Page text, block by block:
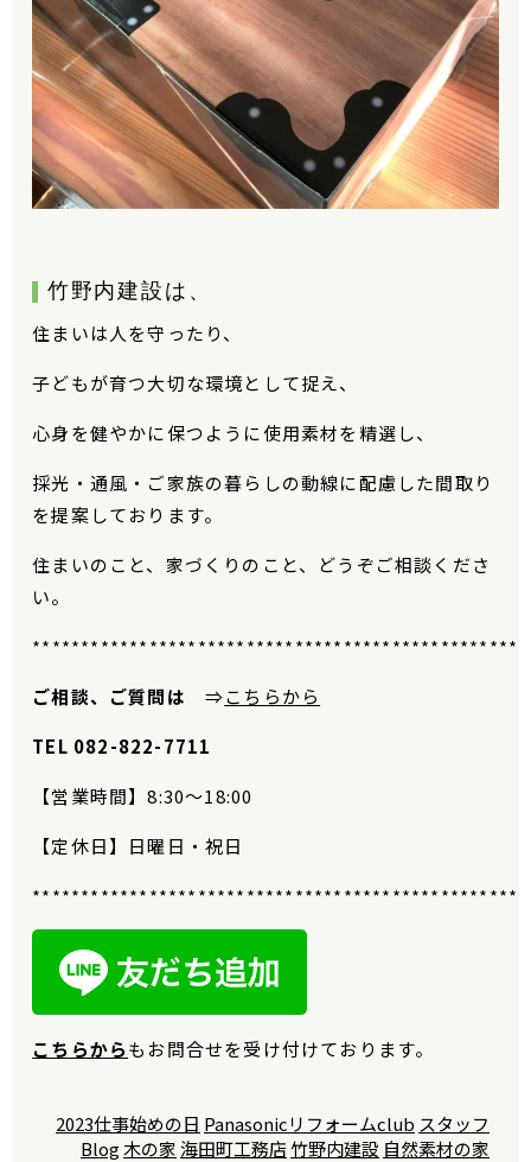
竹野内建設 は、
住まいは人を守ったり、
子どもが育つ大切な環境として捉え、
心身を健やかに保つように使用素材を精選し、
採光・通風・ご家族の暮らしの動線に配慮した間取り
を提案しております。
住まいのこと、家づくりのこと、どうぞご相談くださ
い。
ご相談、ご質問は
⇒こちらから
TEL 082-822-7711
【営業時間】8:30〜18:00
【定休日】日曜日・祝日
こちらからもお問合せを受け付けております。
2023仕事始めの日 Panasonicリフォームclub スタッフ
Blog木の家海田町工務店竹野内建設 自然素材の家